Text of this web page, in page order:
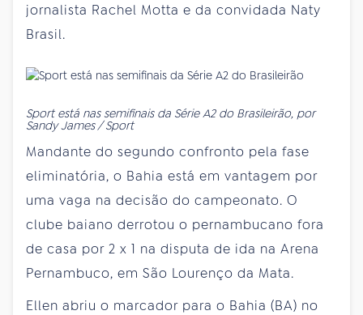
jornalista Rachel Motta e da convidada Naty
Brasil.
Sport está nas semifinais da Série A2 do Brasileirão, por
Sandy James / Sport
Mandante do segundo confronto pela fase
eliminatória, o Bahia está em vantagem por
uma vaga na decisão do campeonato. O
clube baiano derrotou o pernambucano fora
de casa por 2 x 1 na disputa de ida na Arena
Pernambuco, em São Lourenço da Mata.
Ellen abriu o marcador para o Bahia (BA) no